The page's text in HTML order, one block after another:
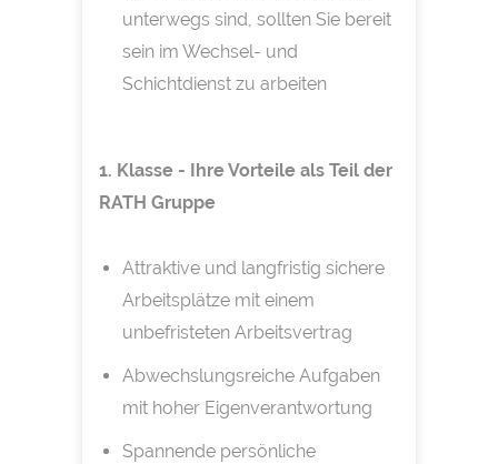
unterwegs sind, sollten Sie bereit
sein im Wechsel- und
Schichtdienst zu arbeiten
1. Klasse - Ihre Vorteile als Teil der
RATH Gruppe
Attraktive und langfristig sichere
Arbeitsplätze mit einem
unbefristeten Arbeitsvertrag
Abwechslungsreiche Aufgaben
mit hoher Eigenverantwortung
Spannende persönliche